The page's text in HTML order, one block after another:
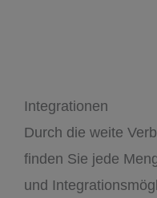
Integrationen
Durch die weite
finden Sie jede
und